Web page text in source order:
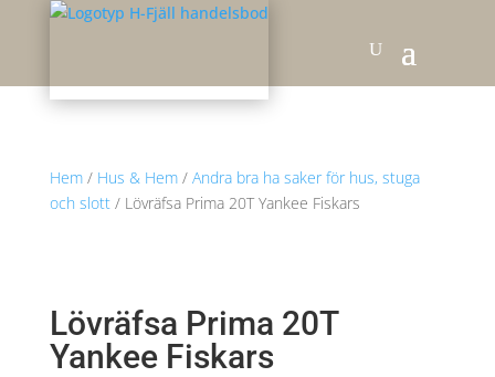
Hem/ Hus & Hem/ Andra bra ha saker för hus, stuga
och slott/ Lövräfsa Prima 20T Yankee Fiskars
Lövräfsa Prima 20T
Yankee Fiskars